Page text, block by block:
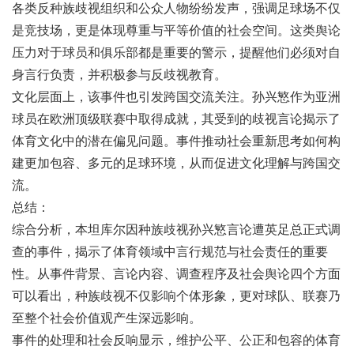
各类反种族歧视组织和公众人物纷纷发声，强调足球场不仅
是竞技场，更是体现尊重与平等价值的社会空间。这类舆论
压力对于球员和俱乐部都是重要的警示，提醒他们必须对自
身言行负责，并积极参与反歧视教育。
文化层面上，该事件也引发跨国交流关注。孙兴慜作为亚洲
球员在欧洲顶级联赛中取得成就，其受到的歧视言论揭示了
体育文化中的潜在偏见问题。事件推动社会重新思考如何构
建更加包容、多元的足球环境，从而促进文化理解与跨国交
流。
总结：
综合分析，本坦库尔因种族歧视孙兴慜言论遭英足总正式调
查的事件，揭示了体育领域中言行规范与社会责任的重要
性。从事件背景、言论内容、调查程序及社会舆论四个方面
可以看出，种族歧视不仅影响个体形象，更对球队、联赛乃
至整个社会价值观产生深远影响。
事件的处理和社会反响显示，维护公平、公正和包容的体育